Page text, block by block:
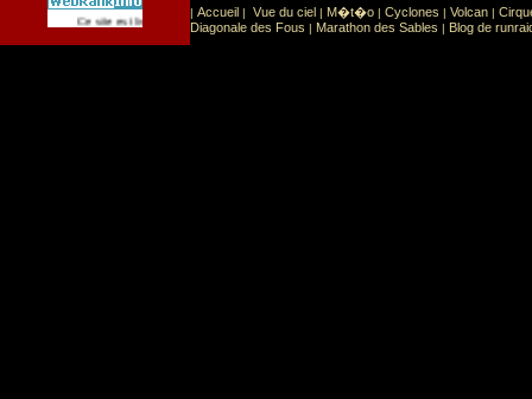
Ce site est list� dans la cat�gorie Sport: Sports extr�mes
| Accueil | Vue du ciel | M�t�o | Cyclones | Volcan |
Diagonale des Fous | Marathon des Sables | Blog de